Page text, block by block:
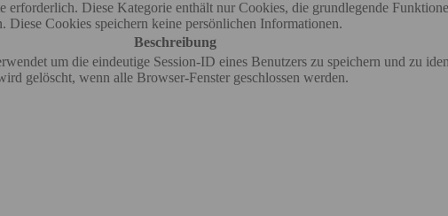
Diese Kategorie enthält nur Cookies, die grundlegende
Diese Cookies speichern keine persönlichen Informationen.
Beschreibung
um die eindeutige Session-ID eines Benutzers zu speichern und zu
gelöscht, wenn alle Browser-Fenster geschlossen werden.